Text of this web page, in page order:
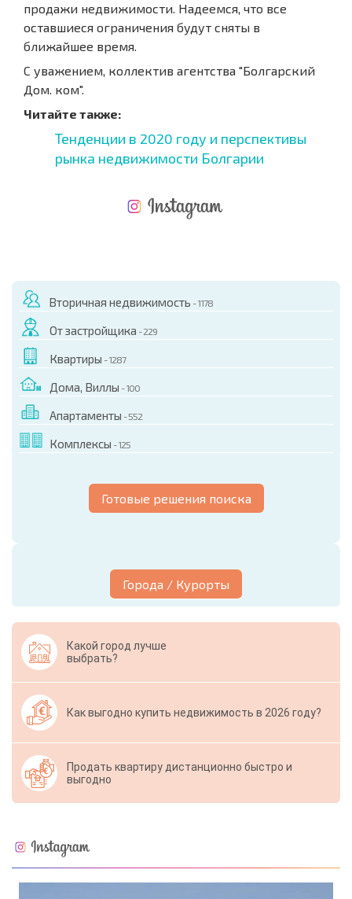
продажи недвижимости. Надеемся, что все
оставшиеся ограничения будут сняты в
ближайшее время.
С уважением, коллектив агентства "Болгарский
Дом. ком".
Читайте также:
Тенденции в 2020 году и перспективы
рынка недвижимости Болгарии
Вторичная недвижимость - 1178
От застройщика - 229
Квартиры - 1287
Дома, Виллы - 100
Апартаменты - 552
Комплексы - 125
Готовые решения поиска
Города / Курорты
Какой город лучше
выбрать?
Как выгодно купить недвижимость в 2026 году?
Продать квартиру дистанционно быстро и
выгодно